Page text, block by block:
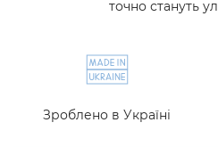
точно стануть
Зроблено в Україні